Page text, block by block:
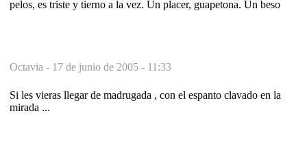
pelos, es triste y tierno a la vez. Un placer, guapetona. Un beso
Octavia - 17 de junio de 2005 - 11:33
Si les vieras llegar de madrugada , con el espanto clavado en la
mirada ...